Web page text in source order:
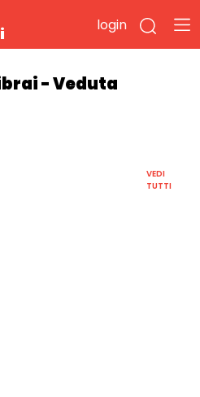
login
- Veduta
VEDI
TUTTI